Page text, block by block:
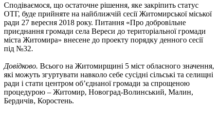
Сподіваємося, що остаточне рішення, яке закріпить статус
ОТГ, буде прийняте на найближчій сесії Житомирської міської
ради 27 вересня 2018 року. Питання «Про добровільне
приєднання громади села Вереси до територіальної громади
міста Житомира» внесене до проекту порядку денного сесії
під №32.
Довідково. Всього на Житомирщині 5 міст обласного значення,
які можуть згуртувати навколо себе сусідні сільські та селищні
ради і стати центром об’єднаної громади за спрощеною
процедурою – Житомир, Новоград-Волинський, Малин,
Бердичів, Коростень.